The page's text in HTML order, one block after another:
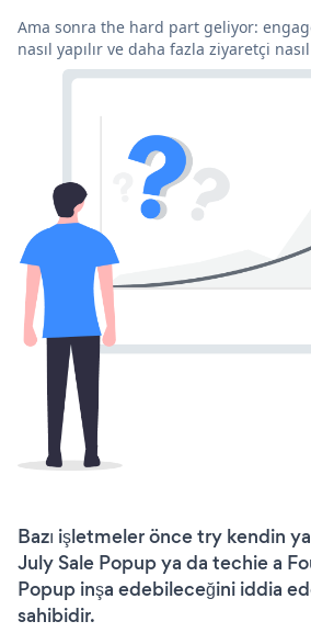
Ama sonra the hard part geliyor:
nasıl yapılır ve daha fazla ziyaretçi
Bazı işletmeler önce try kendin
July Sale Popup ya da techie a
Popup inşa edebileceğini iddia
sahibidir.